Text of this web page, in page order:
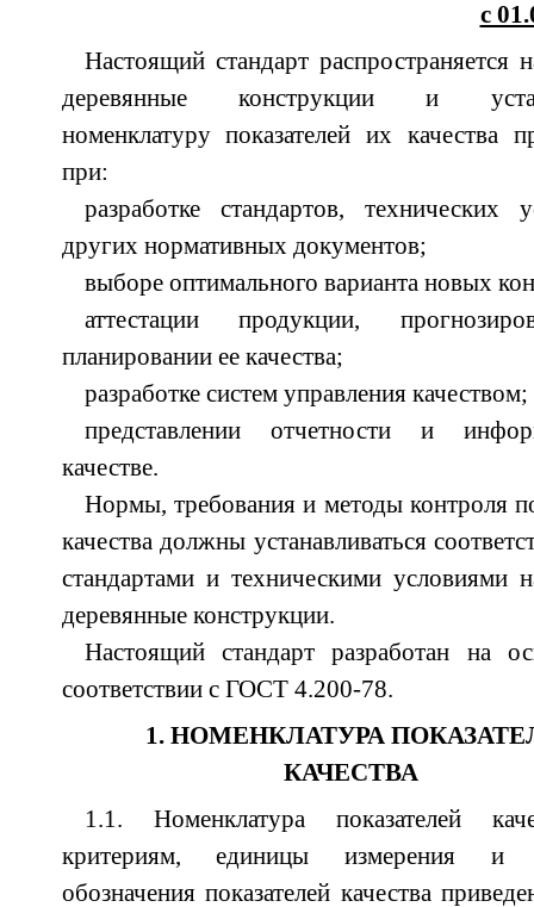
с
Настоящий стандарт распространяется
деревянные конструкции и
номенклатуру показателей их качества
при:
разработке стандартов, технических
других нормативных документов;
выборе оптимального варианта новых
аттестации продукции,
планировании ее качества;
разработке систем управления качеством;
представлении отчетности и
качестве.
Нормы, требования и методы контроля
качества должны устанавливаться
стандартами и техническими условиями
деревянные конструкции.
Настоящий стандарт разработан на
соответствии с ГОСТ 4.200-78.
1. НОМЕНКЛАТУРА
КАЧЕСТВА
1.1. Номенклатура показателей
критериям, единицы измерения и
обозначения показателей качества